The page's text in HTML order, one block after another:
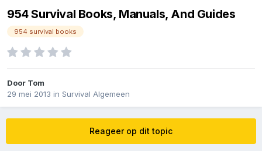
954 Survival Books, Manuals, And Guides
954 survival books
Door Tom
29 mei 2013 in Survival Algemeen
Reageer op dit topic